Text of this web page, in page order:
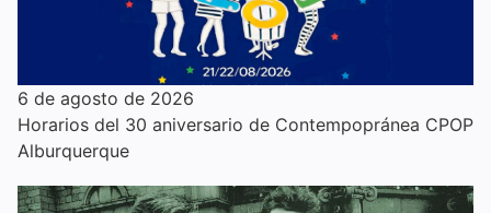
6 de agosto de 2026
Horarios del 30 aniversario de Contempopránea CPOP
Alburquerque